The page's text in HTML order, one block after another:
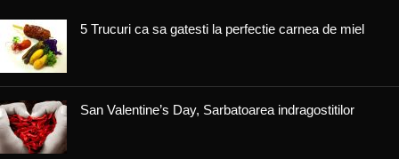
5 Trucuri ca sa gatesti la perfectie carnea de miel
San Valentine’s Day, Sarbatoarea indragostitilor